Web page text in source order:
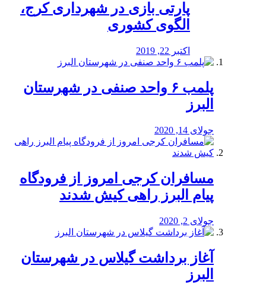
پارتی بازی در شهرداری کرج،
الگوی کشوری
اکتبر 22, 2019
پلمب ۶ واحد صنفی در شهرستان
البرز
جولای 14, 2020
مسافران کرجی امروز از فرودگاه
پیام البرز راهی کیش شدند
جولای 2, 2020
آغاز برداشت گیلاس در شهرستان
البرز